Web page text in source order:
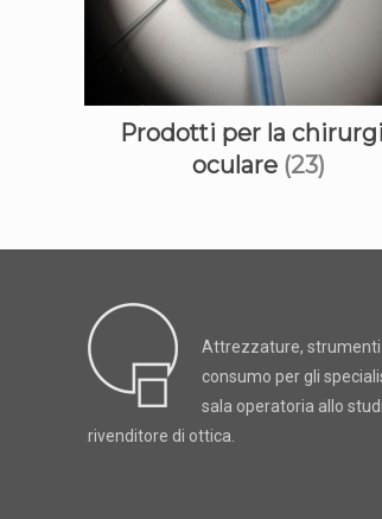
Prodotti per la
oculare (23)
Attrezzature, strumenti
consumo per gli
sala operatoria allo
rivenditore di ottica.